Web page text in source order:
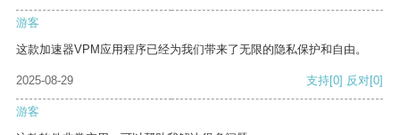
游客
这款加速器VPM应用程序已经为我们带来了无限的隐私保护和自由。
2025-08-29 支持[0] 反对[0]
游客